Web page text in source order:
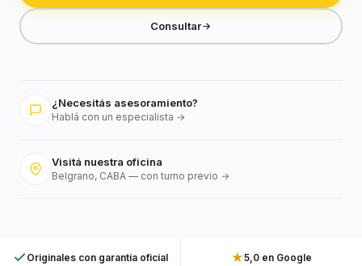
Consultar
¿Necesitás asesoramiento?
Hablá con un especialista →
Visitá nuestra oficina
Belgrano, CABA — con turno previo →
Originales con garantía oficial ★5,0 en Google